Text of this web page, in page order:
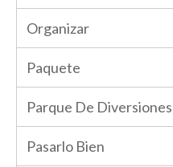
Organizar
Paquete
Parque De Diversiones
Pasarlo Bien